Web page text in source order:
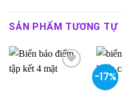
SẢN PHẨM TƯƠNG TỰ
-17%